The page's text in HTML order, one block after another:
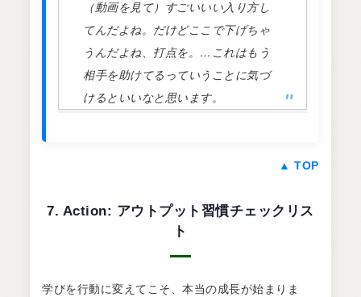
（動画を見て）すごいいい入り方し
てんだよね。だけどここで下げちゃ
うんだよね、打点を。…これはもう
相手を助けてるっていうことに気づ
けるといいなと思います。
▲ TOP
7. Action: アウトプット習慣チェックリス
ト
学びを行動に変えてこそ、本当の成長が始まりま